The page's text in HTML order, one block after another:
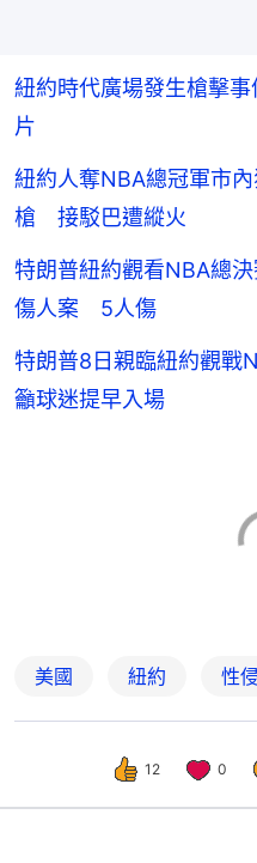
紐約時代廣場發生槍擊
片
紐約人奪NBA總冠軍市
槍 接駁巴遭縱火
特朗普紐約觀看NBA總
傷人案 5人傷
特朗普8日親臨紐約觀
籲球迷提早入場
美國 紐約 性
12 0